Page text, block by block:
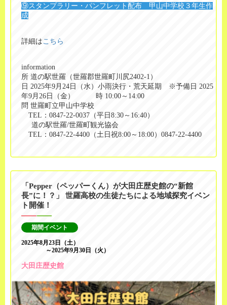
⑨スタンプラリー・パンフレット配布 甲山中学校３年生作
成
詳細はこちら
information
所 道の駅世羅（世羅郡世羅町川尻2402-1）
日 2025年9月24日（水）小雨決行・荒天延期 ※予備日 2025
年9月26日（金） 時 10:00～14:00
問 世羅町立甲山中学校
TEL：0847-22-0037（平日8:30～16:40）
道の駅世羅/世羅町観光協会
TEL：0847-22-4400（土日祝8:00～18:00）0847-22-4400
「Pepper（ペッパーくん）が大田庄歴史館の“新館
長”に！？」 世羅高校の生徒たちによる地域探究イベン
ト開催！
期間イベント
2025年8月23日（土）
～2025年9月30日（火）
大田庄歴史館